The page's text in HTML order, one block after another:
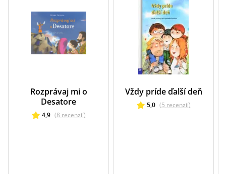
Rozprávaj mi o
Desatore
4,9 (8 recenzií)
Vždy príde ďalší deň
5,0 (5 recenzií)